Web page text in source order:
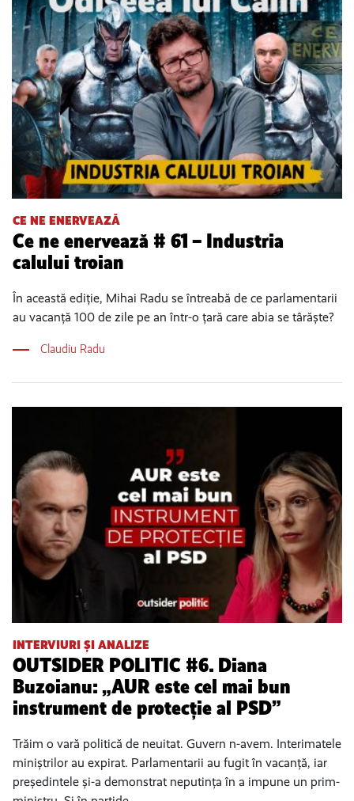
CE NE ENERVEAZĂ
Ce ne enervează # 61 – Industria
calului troian
În această ediție, Mihai Radu se întreabă de ce parlamentarii
au vacanță 100 de zile pe an într-o țară care abia se târăște?
Claudiu Radu
INTERVIURI ȘI ANALIZE
OUTSIDER POLITIC #6. Diana
Buzoianu: „AUR este cel mai bun
instrument de protecție al PSD”
Trăim o vară politică de neuitat. Guvern n-avem. Interimatele
miniștrilor au expirat. Parlamentarii au fugit în vacanță, iar
președintele și-a demonstrat neputința în a impune un prim-